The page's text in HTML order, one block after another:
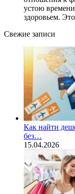
устою
здоровьем.
Свежие записи
Как найти
без…
15.04.2026